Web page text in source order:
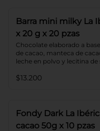
Barra mini milky La
x 20 g x 20 pzas
Chocolate elaborado a
de cacao, manteca de
leche en polvo y lecitina de
$13.200
Fondy Dark La
cacao 50g x 10 pzas